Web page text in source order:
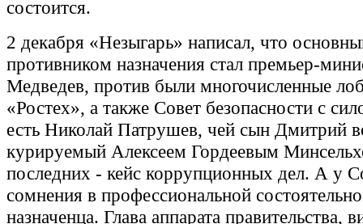
состоится.
2 декабря «Незыгарь» написал, что
противником назначения стал премьер-
Медведев, против были многочисленные
«Ростех», а также Совет безопасности с
есть Николай Патрушев, чей сын Дмитрий
курируемый Алексеем Гордеевым
последних - кейс коррупционных дел. А у
сомнения в профессиональной
назначенца. Глава аппарата правительства,